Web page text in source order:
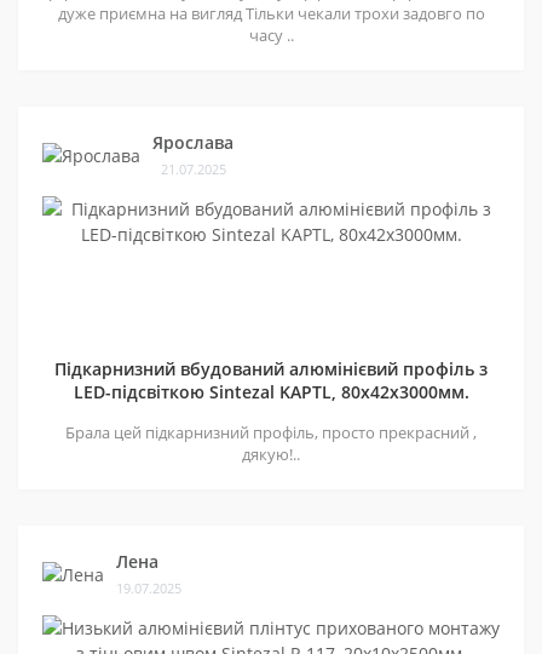
дуже приємна на вигляд Тільки чекали трохи задовго по
часу ..
Ярослава
21.07.2025
Підкарнизний вбудований алюмінієвий профіль з
LED-підсвіткою Sintezal KAPTL, 80х42x3000мм.
Брала цей підкарнизний профіль, просто прекрасний ,
дякую!..
Лена
19.07.2025